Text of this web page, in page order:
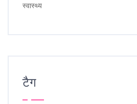
स्वास्थ्य
टैग